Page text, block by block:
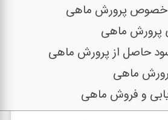
خصوص پرورش ماهی
پرورش ماهی
حاصل از پرورش ماهی
ماهی
و فروش ماهی